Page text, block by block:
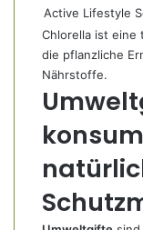
Active Lifestyle
Chlorella ist eine
die pflanzliche
Nährstoffe.